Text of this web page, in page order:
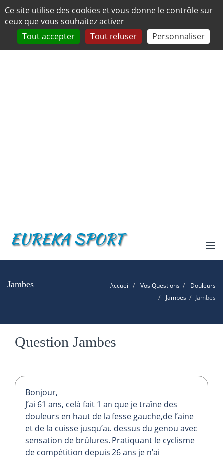
Jambes Accueil Vos Questions
Douleurs
Jambes
Jambes
Question Jambes
Bonjour,
J’ai 61 ans, celà fait 1 an que je traîne des
douleurs en haut de la fesse gauche,de l’aine
et de la cuisse jusqu’au dessus du genou avec
sensation de brûlures. Pratiquant le cyclisme
de compétition depuis 26 ans je n’ai
Panneau de gestion des cookies
Ce site utilise des cookies et vous donne le contrôle sur
ceux que vous souhaitez activer
Tout accepter
Tout refuser Personnaliser